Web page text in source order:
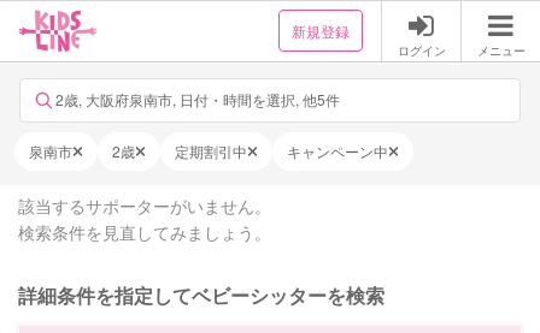
新規登録
ログイン メニュー
2歳, 大阪府泉南市, 日付・時間を選択, 他5件
泉南市 2歳 定期割引中 キャンペーン中
該当するサポーターがいません。
検索条件を見直してみましょう。
詳細条件を指定してベビーシッターを検索